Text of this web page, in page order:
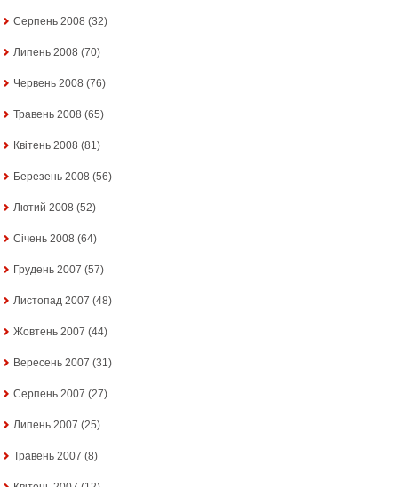
Серпень 2008 (32)
Липень 2008 (70)
Червень 2008 (76)
Травень 2008 (65)
Квітень 2008 (81)
Березень 2008 (56)
Лютий 2008 (52)
Січень 2008 (64)
Грудень 2007 (57)
Листопад 2007 (48)
Жовтень 2007 (44)
Вересень 2007 (31)
Серпень 2007 (27)
Липень 2007 (25)
Травень 2007 (8)